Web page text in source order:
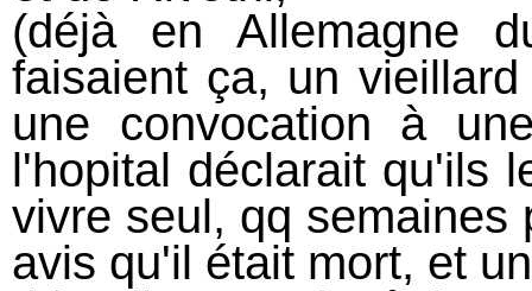
(déjà en Allemagne
faisaient ça, un
une convocation à
l'hopital déclarait qu'ils
vivre seul, qq semaines
avis qu'il était mort, et